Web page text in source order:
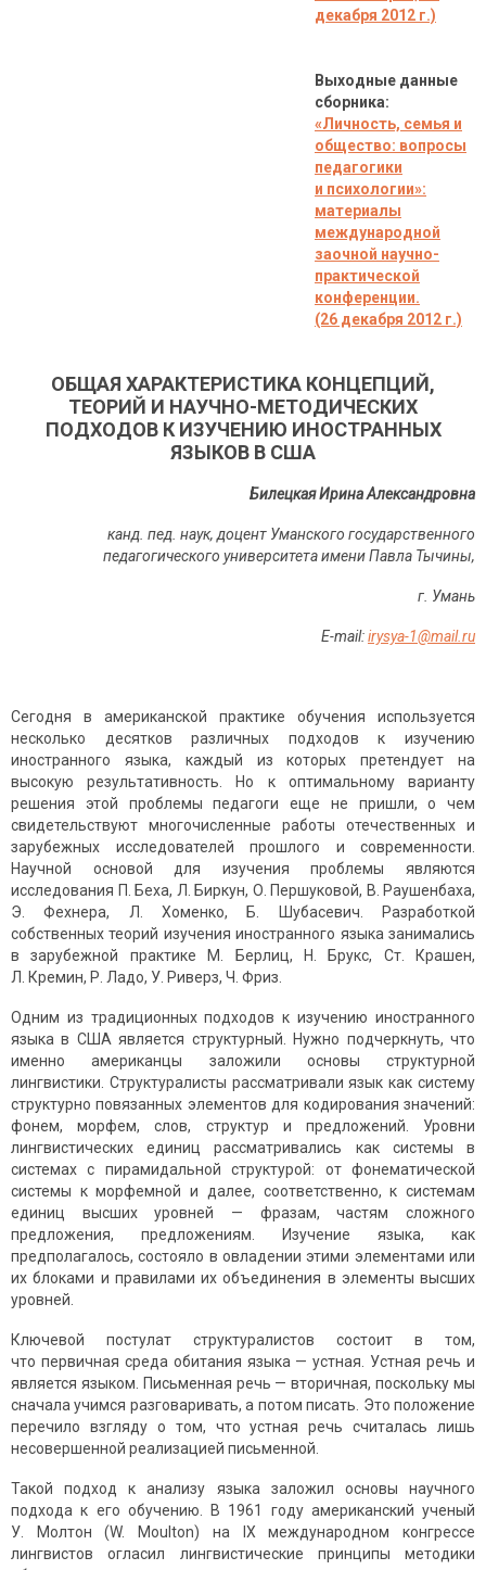
декабря 2012 г.)
Выходные данные
сборника:
«Личность, семья и
общество: вопросы
педагогики
и психологии»:
материалы
международной
заочной научно-
практической
конференции.
(26 декабря 2012 г.)
ОБЩАЯ ХАРАКТЕРИСТИКА КОНЦЕПЦИЙ,
ТЕОРИЙ И НАУЧНО-МЕТОДИЧЕСКИХ
ПОДХОДОВ К ИЗУЧЕНИЮ ИНОСТРАННЫХ
ЯЗЫКОВ В США
Билецкая Ирина Александровна
канд. пед. наук, доцент Уманского государственного
педагогического университета имени Павла Тычины,
г. Умань
Е-mail:irysya-1@mail.ru
Сегодня в американской практике обучения используется
несколько десятков различных подходов к изучению
иностранного языка, каждый из которых претендует на
высокую результативность. Но к оптимальному варианту
решения этой проблемы педагоги еще не пришли, о чем
свидетельствуют многочисленные работы отечественных и
зарубежных исследователей прошлого и совре­менности.
Научной основой для изучения проблемы являются
исследования П. Беха, Л. Биркун, О. Першуковой, В. Раушенбаха,
Э. Фехнера, Л. Хоменко, Б. Шубасевич. Разработкой
собственных теорий изучения иностранного языка занимались
в зарубежной практике М. Берлиц, Н. Брукс, Ст. Крашен,
Л. Кремин, Р. Ладо, У. Риверз, Ч. Фриз.
Одним из традиционных подходов к изучению иностранного
языка в США является структурный. Нужно подчеркнуть, что
именно американцы заложили основы структурной
лингвистики. Структу­ралисты рассматривали язык как систему
структурно повязанных элементов для кодирования значений:
фонем, морфем, слов, структур и предложений. Уровни
лингвистических единиц рассматривались как системы в
системах с пирамидальной структурой: от фонема­тической
системы к морфемной и далее, соответственно, к системам
единиц высших уровней — фразам, частям сложного
предложения, предложениям. Изучение языка, как
предполагалось, состояло в овладении этими элементами или
их блоками и правилами их объединения в элементы высших
уровней.
Ключевой постулат структуралистов состоит в том,
что первичная среда обитания языка — устная. Устная речь и
является языком. Письменная речь — вторичная, поскольку мы
сначала учимся разговаривать, а потом писать. Это положение
перечило взгляду о том, что устная речь считалась лишь
несовершенной реализацией письменной.
Такой подход к анализу языка заложил основы научного
подхода к его обучению. В 1961 году американский ученый
У. Молтон (W. Moulton) на ІХ международном конгрессе
лингвистов огласил лингвистические принципы методики